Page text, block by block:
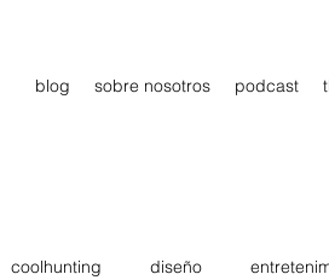
blog sobre nosotros podcast
coolhunting diseño